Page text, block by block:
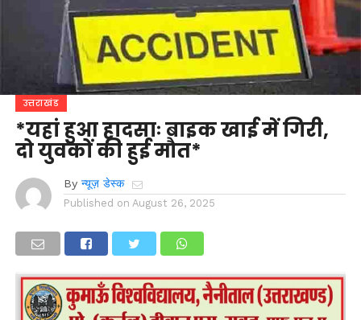
उत्तराखंड
*यहां हुआ हादसाः बाइक खाई में गिरी,
दो युवकों की हुई मौत*
By न्यूज़ डेस्क
Published on August 26, 2025